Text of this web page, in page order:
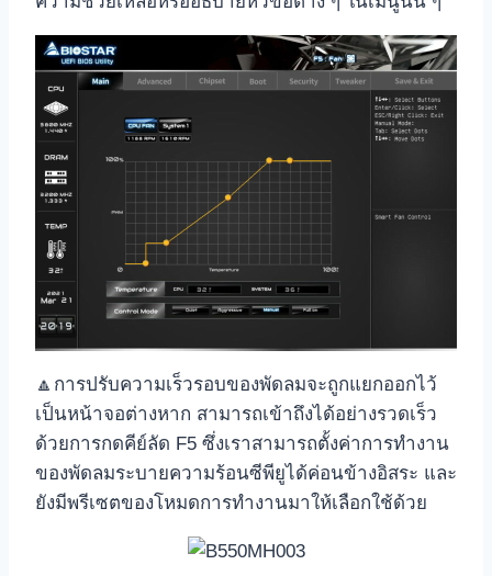
🔼การปรับความเร็วรอบของพัดลมจะถูกแยกออกไว้
เป็นหน้าจอต่างหาก สามารถเข้าถึงได้อย่างรวดเร็ว
ด้วยการกดคีย์ลัด F5 ซึ่งเราสามารถตั้งค่าการทำงาน
ของพัดลมระบายความร้อนซีพียูได้ค่อนข้างอิสระ และ
ยังมีพรีเซตของโหมดการทำงานมาให้เลือกใช้ด้วย